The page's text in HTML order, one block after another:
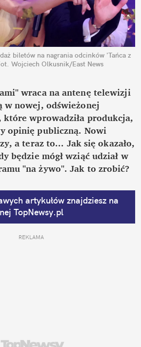
biletów na nagrania odcinków 'Tańca z
Wojciech Olkusnik/East News
wraca na antenę telewizji
w nowej, odświeżonej
wprowadziła produkcja,
opinię publiczną. Nowi
a teraz to... Jak się okazało,
będzie mógł wziąć udział w
"na żywo". Jak to zrobić?
artykułów znajdziesz na
TopNewsy.pl
REKLAMA